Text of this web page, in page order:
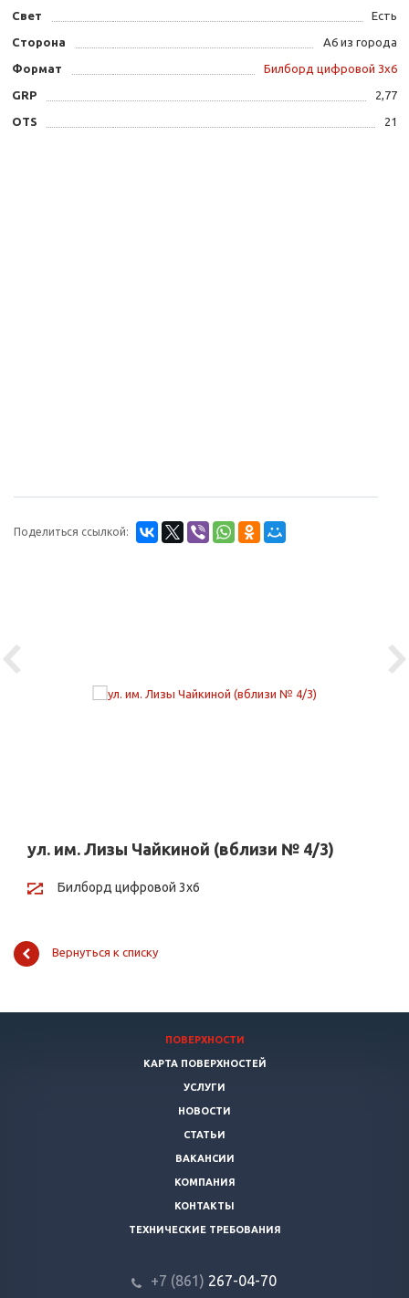
Свет Есть
Сторона А6 из города
Формат Билборд цифровой 3х6
GRP 2,77
OTS 21
Поделиться ссылкой:
Previous
ул. им. Лизы Чайкиной (вблизи № 4/3)
Билборд цифровой 3х6
Вернуться к списку
ПОВЕРХНОСТИ
КАРТА ПОВЕРХНОСТЕЙ
УСЛУГИ
НОВОСТИ
СТАТЬИ
ВАКАНСИИ
КОМПАНИЯ
КОНТАКТЫ
ТЕХНИЧЕСКИЕ ТРЕБОВАНИЯ
+7 (861) 267-04-70